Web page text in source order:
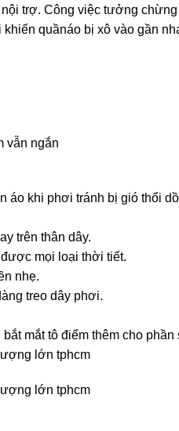
trợ. Công việc tưởng
quầnáo bị xô vào gần
vẫn ngắn
áo khi phơi tránh bị gió thổi
trên thân dây.
mọi loại thời tiết.
nhẹ.
treo dây phơi.
mắt tô điểm thêm cho
lớn tphcm
lớn tphcm